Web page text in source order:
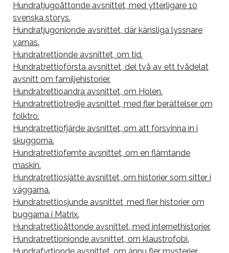
Hundratjugoåttonde avsnittet, med ytterligare 10
svenska storys.
Hundratjugonionde avsnittet, där känsliga lyssnare
varnas.
Hundratrettionde avsnittet, om tid.
Hundratrettioförsta avsnittet, del två av ett tvådelat
avsnitt om familjehistorier.
Hundratrettioandra avsnittet, om Holen.
Hundratrettiotredje avsnittet, med fler berättelser om
folktro.
Hundratrettiofjärde avsnittet, om att försvinna in i
skuggorna.
Hundratrettiofemte avsnittet, om en flämtande
maskin.
Hundratrettiosjätte avsnittet, om historier som sitter i
väggarna.
Hundratrettiosjunde avsnittet, med fler historier om
buggarna i Matrix.
Hundratrettioåttonde avsnittet, med internethistorier.
Hundratrettionionde avsnittet, om klaustrofobi.